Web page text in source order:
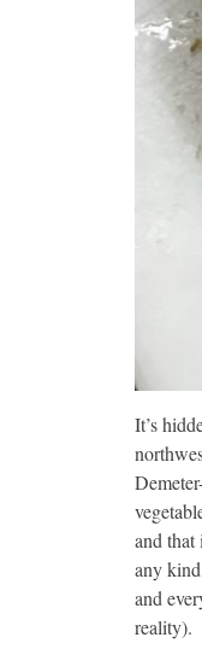
It’s
and that
any
and
reality).